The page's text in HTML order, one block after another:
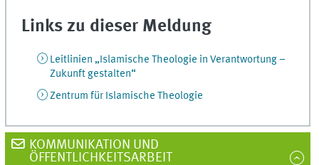
Links zu dieser Meldung
Leitlinien „Islamische Theologie in Verantwortung –
Zukunft gestalten“
Zentrum für Islamische Theologie
KOMMUNIKATION UND
ÖFFENTLICHKEITSARBEIT